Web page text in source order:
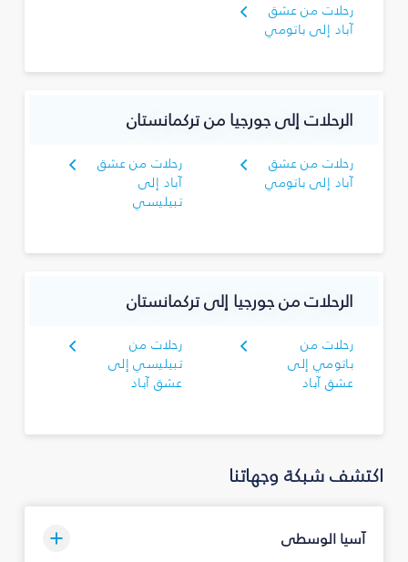
رحلات من عشق
آباد إلى باتومي
الرحلات إلى جورجيا من تركمانستان
رحلات من عشق
آباد إلى باتومي
رحلات من عشق
آباد إلى
تبيليسي
الرحلات من جورجيا إلى تركمانستان
رحلات من
باتومي إلى
عشق آباد
رحلات من
تبيليسي إلى
عشق آباد
اكتشف شبكة وجهاتنا
آسيا الوسطى